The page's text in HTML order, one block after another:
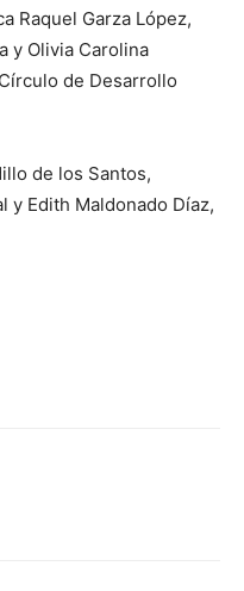
Raquel Garza López,
y Olivia Carolina
de Desarrollo
de los Santos,
y Edith Maldonado Díaz,